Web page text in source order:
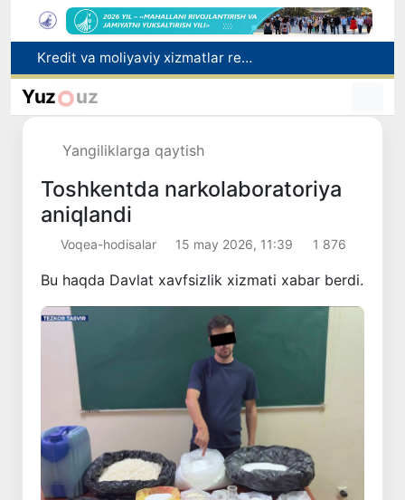
Kredit va moliyaviy xizmatlar reklamasiga ogohlantirish talabi kiritiladi
FOTON va MKBANK strategik hamkorlik va bo‘lib to‘lash shartlari!
Yuz uz
Yangiliklarga qaytish
Toshkentda narkolaboratoriya
aniqlandi
Voqea-hodisalar 15 may 2026, 11:39 1 876
Bu haqda Davlat xavfsizlik xizmati xabar berdi.